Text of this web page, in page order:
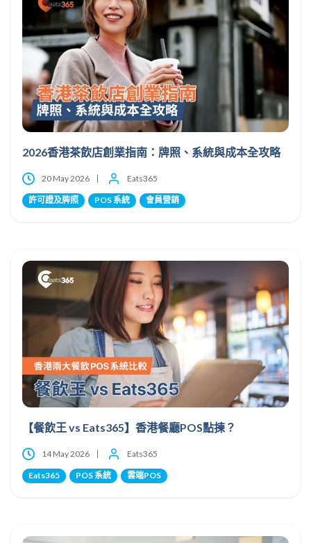
2026香港茶飲店創業指南：牌照、系統與成本全攻略
20 May 2026 Eats365
許可證及牌照 POS 系統 會員營銷
【餐飲王 vs Eats365】香港餐廳POS點揀？
14 May 2026 Eats365
Eats365 POS 系統 雲端POS